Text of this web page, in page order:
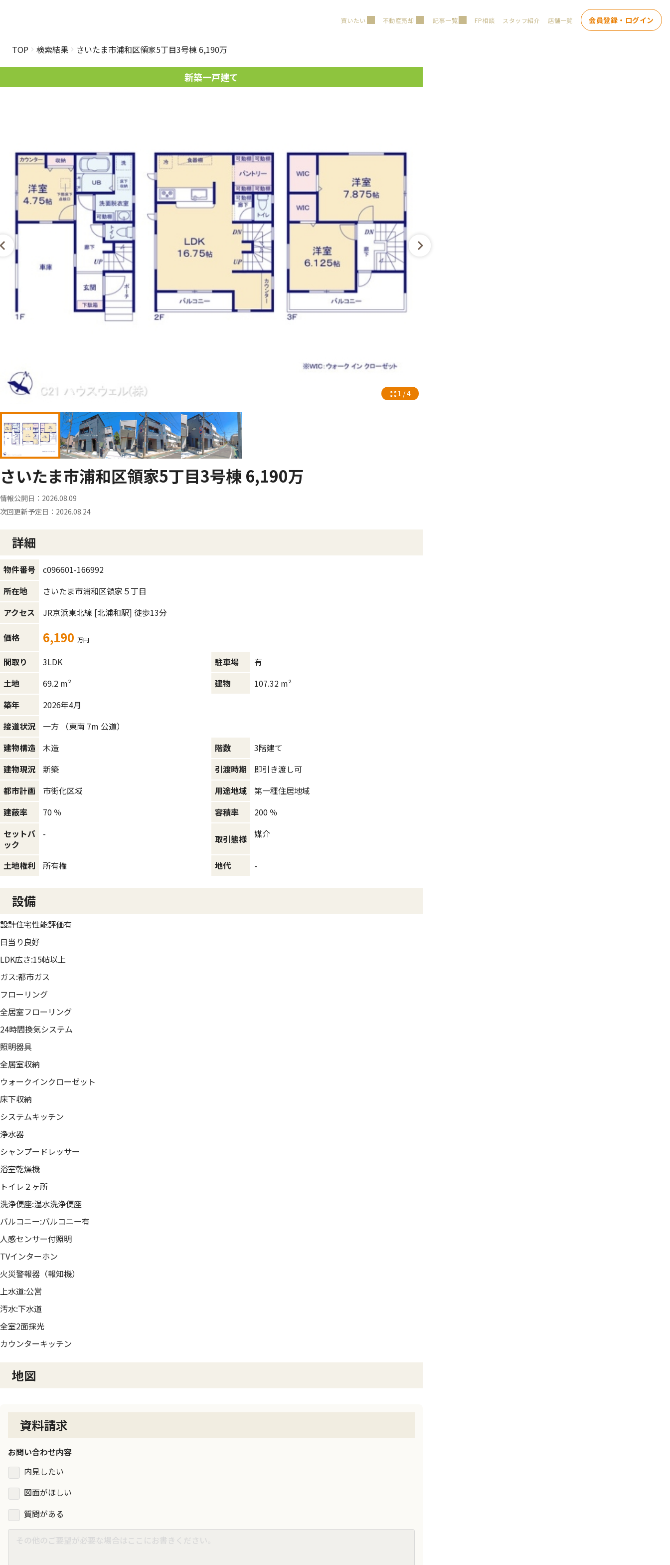
買いたい 不動産売却 記事一覧 FP相談 スタッフ紹介 店舗一覧 会員登録・ログイン
TOP 検索結果 さいたま市浦和区領家5丁目3号棟 6,190万
さいたま市浦和区領家5丁目3号棟 6,190万
情報公開日： 2026.08.09
次回更新予定日： 2026.08.24
新築一戸建て
1 / 4
詳細
物件番号
c096601-166992
所在地
さいたま市浦和区領家５丁目
アクセス
JR京浜東北線 [北浦和駅] 徒歩13分
価格 6,190 万円
間取り 3LDK 駐車場
有
土地
69.2 m² 建物
107.32 m²
築年
2026年4月
接道状況
一方 （東南 7m 公道）
建物構造
木造 階数
3階建て
建物現況
新築 引渡時期
即引き渡し可
都市計画
市街化区域 用途地域
第一種住居地域
建蔽率
70 ％ 容積率
200 ％
セットバ
ック
- 取引態様 媒介
土地権利 所有権 地代 -
設備
設計住宅性能評価有
日当り良好
LDK広さ:15帖以上
ガス:都市ガス
フローリング
全居室フローリング
24時間換気システム
照明器具
全居室収納
ウォークインクローゼット
床下収納
システムキッチン
浄水器
シャンプードレッサー
浴室乾燥機
トイレ２ヶ所
洗浄便座:温水洗浄便座
バルコニー:バルコニー有
人感センサー付照明
TVインターホン
火災警報器（報知機）
上水道:公営
汚水:下水道
全室2面採光
カウンターキッチン
地図
資料請求
お問い合わせ内容
内見したい
図面がほしい
質問がある